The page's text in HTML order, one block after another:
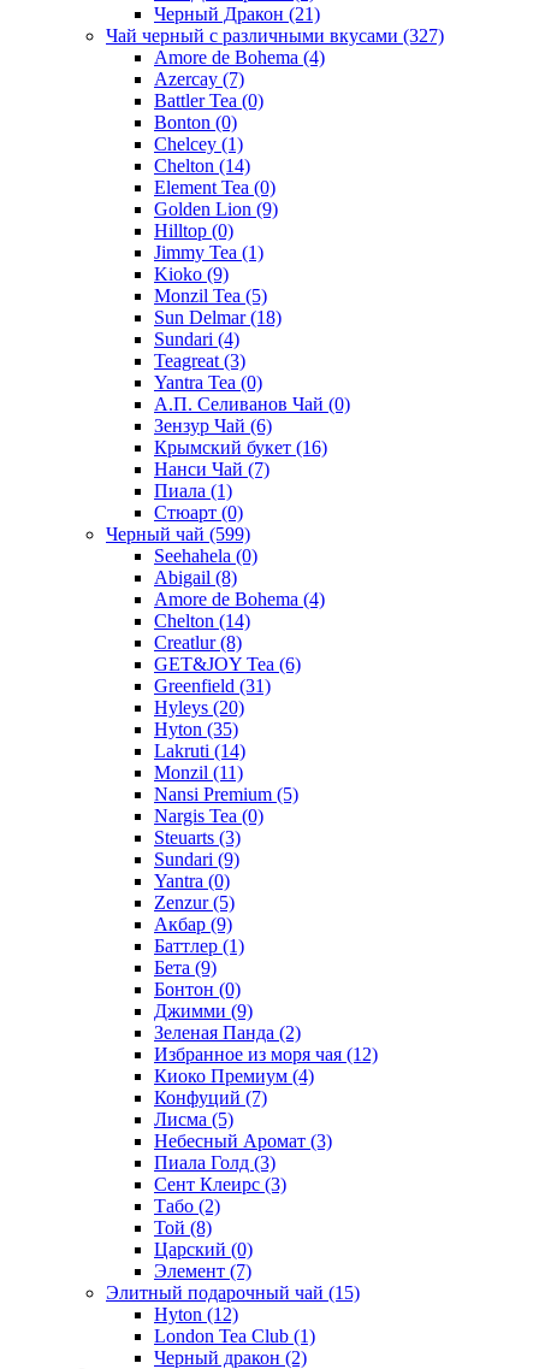
Черный Дракон (21)
Чай черный с различными вкусами (327)
Amore de Bohema (4)
Azercay (7)
Battler Tea (0)
Bonton (0)
Chelcey (1)
Chelton (14)
Element Tea (0)
Golden Lion (9)
Hilltop (0)
Jimmy Tea (1)
Kioko (9)
Monzil Tea (5)
Sun Delmar(18)
Sundari (4)
Teagreat (3)
Yantra Tea (0)
А.П. Селиванов Чай (0)
Зензур Чай (6)
Крымский букет (16)
Нанси Чай (7)
Пиала (1)
Стюарт (0)
Черный чай (599)
Seehahela (0)
Abigail (8)
Amore de Bohema (4)
Chelton (14)
Creatlur(8)
GET&JOY Tea (6)
Greenfield (31)
Hyleys (20)
Hyton (35)
Lakruti (14)
Monzil (11)
Nansi Premium (5)
Nargis Tea (0)
Steuarts (3)
Sundari (9)
Yantra (0)
Zenzur(5)
Акбар (9)
Баттлер (1)
Бета (9)
Бонтон (0)
Джимми (9)
Зеленая Панда (2)
Избранное из моря чая (12)
Киоко Премиум (4)
Конфуций (7)
Лисма (5)
Небесный Аромат (3)
Пиала Голд (3)
Сент Клеирс (3)
Табо (2)
Той (8)
Царский (0)
Элемент (7)
Элитный подарочный чай (15)
Hyton (12)
London Tea Club (1)
Черный дракон (2)